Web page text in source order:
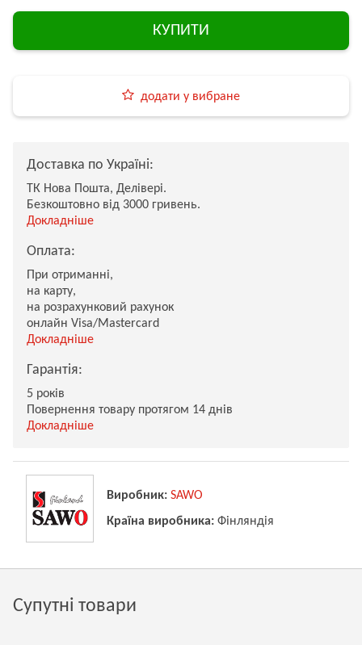
КУПИТИ
додати у вибране
Доставка по Україні:
ТК Нова Пошта, Делівері.
Безкоштовно від 3000 гривень.
Докладніше
Оплата:
При отриманні,
на карту,
на розрахунковий рахунок
онлайн Visa/Mastercard
Докладніше
Гарантія:
5 років
Повернення товару протягом 14 днів
Докладніше
Виробник: SAWO
Країна виробника: Фінляндія
Супутні товари